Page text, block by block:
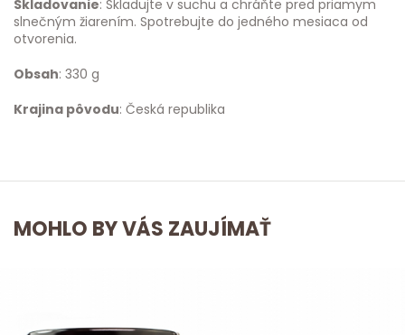
Skladovanie: Skladujte v suchu a chráňte pred priamym
slnečným žiarením. Spotrebujte do jedného mesiaca od
otvorenia.
Obsah: 330 g
Krajina pôvodu: Česká republika
MOHLO BY VÁS ZAUJÍMAŤ